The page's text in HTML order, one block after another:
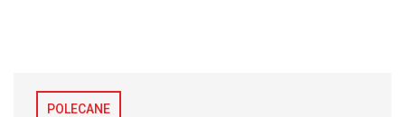
POLECANE